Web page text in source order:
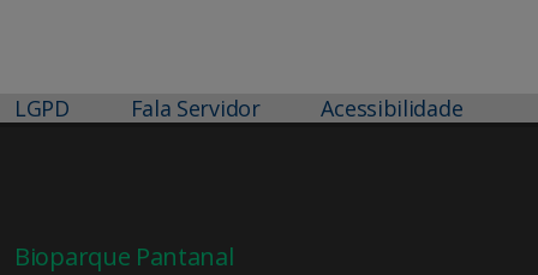
LGPD Fala Servidor Acessibilidade
Bioparque Pantanal